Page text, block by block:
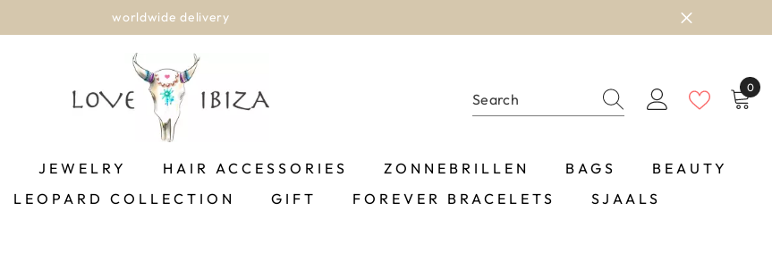
worldwide delivery
0
0
JEWELRY HAIR ACCESSORIES ZONNEBRILLEN BAGS
BEAUTY
LEOPARD COLLECTION GIFT FOREVER BRACELETS SJAALS